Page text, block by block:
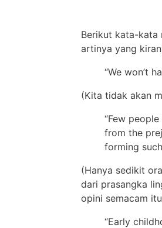
Berikut kata-kata
artinya yang
“We won’t
(Kita tidak akan
“Few
from the
forming
(Hanya sedikit
dari prasangka
opini semacam
“Early